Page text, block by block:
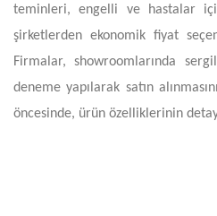
teminleri, engelli ve hastalar
şirketlerden ekonomik fiyat
Firmalar, showroomlarında
deneme yapılarak satın
öncesinde, ürün özelliklerinin